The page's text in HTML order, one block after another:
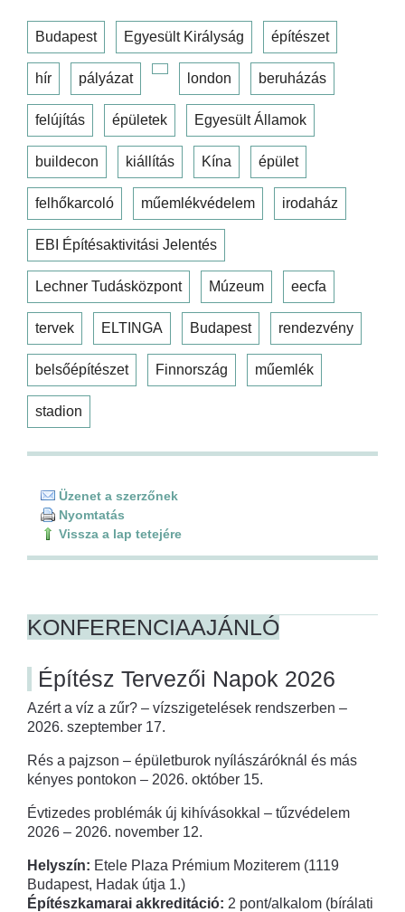
Budapest Egyesült Királyság építészet
hír pályázat london beruházás
felújítás épületek Egyesült Államok
buildecon kiállítás Kína épület
felhőkarcoló műemlékvédelem irodaház
EBI Építésaktivitási Jelentés
Lechner Tudásközpont Múzeum eecfa
tervek ELTINGA Budapest rendezvény
belsőépítészet Finnország műemlék
stadion
Üzenet a szerzőnek
Nyomtatás
Vissza a lap tetejére
KONFERENCIAAJÁNLÓ
Építész Tervezői Napok 2026
Azért a víz a zűr? – vízszigetelések rendszerben –
2026. szeptember 17.
Rés a pajzson – épületburok nyílászáróknál és más
kényes pontokon – 2026. október 15.
Évtizedes problémák új kihívásokkal – tűzvédelem
2026 – 2026. november 12.
Helyszín: Etele Plaza Prémium Moziterem (1119
Budapest, Hadak útja 1.)
Építészkamarai akkreditáció: 2 pont/alkalom (bírálati